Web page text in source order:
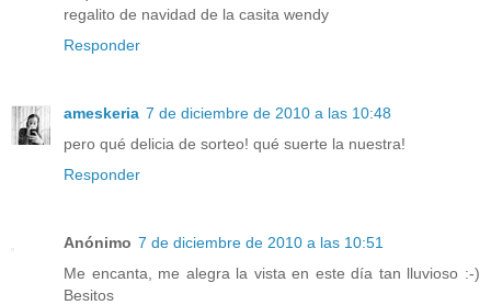
regalito de navidad de la casita wendy
Responder
ameskeria 7 de diciembre de 2010 a las 10:48
pero qué delicia de sorteo! qué suerte la nuestra!
Responder
Anónimo 7 de diciembre de 2010 a las 10:51
Me encanta, me alegra la vista en este día tan lluvioso :-)
Besitos